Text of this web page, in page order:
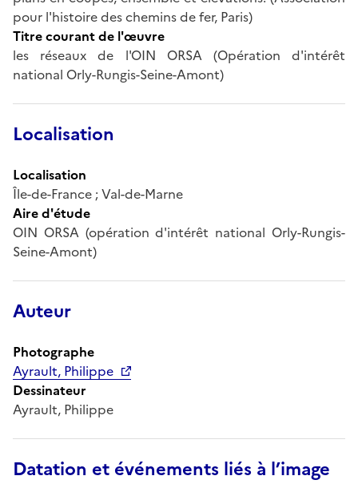
pour l'histoire des chemins de fer, Paris)
Titre courant de l'œuvre
les réseaux de l'OIN ORSA (Opération d'intérêt
national Orly-Rungis-Seine-Amont)
Localisation
Localisation
Île-de-France ; Val-de-Marne
Aire d'étude
OIN ORSA (opération d'intérêt national Orly-Rungis-
Seine-Amont)
Auteur
Photographe
Ayrault, Philippe
Dessinateur
Ayrault, Philippe
Datation et événements liés à l’image